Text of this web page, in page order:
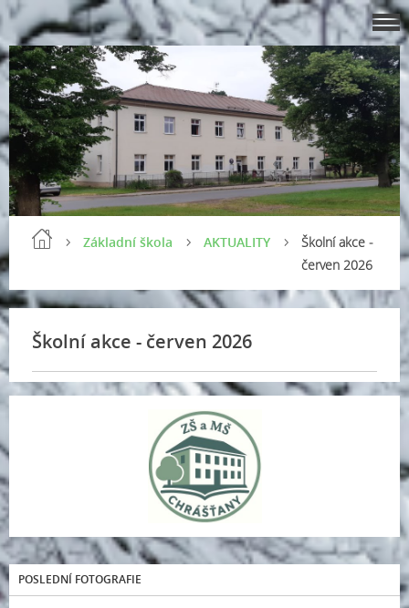
Základní škola AKTUALITY
Školní akce -
červen 2026
Školní akce - červen 2026
POSLEDNÍ FOTOGRAFIE